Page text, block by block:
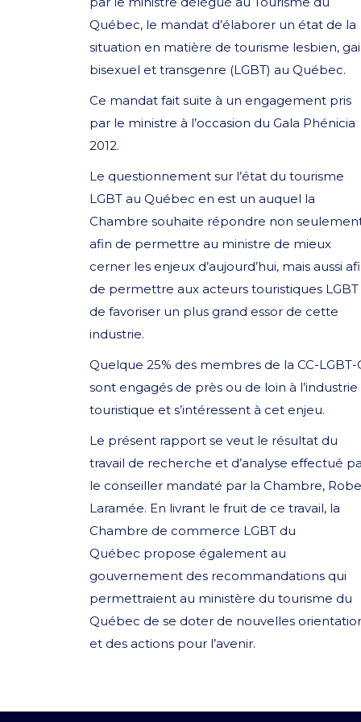
Québec, le mandat d’élaborer un état de la
situation en matière de tourisme lesbien,
bisexuel et transgenre (LGBT) au Québec.
Ce mandat fait suite à un engagement pris
par le ministre à l’occasion du Gala Phénicia
2012.
Le questionnement sur l’état du tourisme
LGBT au Québec en est un auquel la
Chambre souhaite répondre non
afin de permettre au ministre de mieux
cerner les enjeux d’aujourd’hui, mais aussi
de permettre aux acteurs touristiques LGBT
de favoriser un plus grand essor de cette
industrie.
Quelque 25% des membres de la CC-LGBT-
sont engagés de près ou de loin à l’industrie
touristique et s’intéressent à cet enjeu.
Le présent rapport se veut le résultat du
travail de recherche et d’analyse effectué
le conseiller mandaté par la Chambre,
Laramée. En livrant le fruit de ce travail, la
Chambre de commerce LGBT du
Québec propose également au
gouvernement des recommandations qui
permettraient au ministère du tourisme du
Québec de se doter de nouvelles
et des actions pour l’avenir.